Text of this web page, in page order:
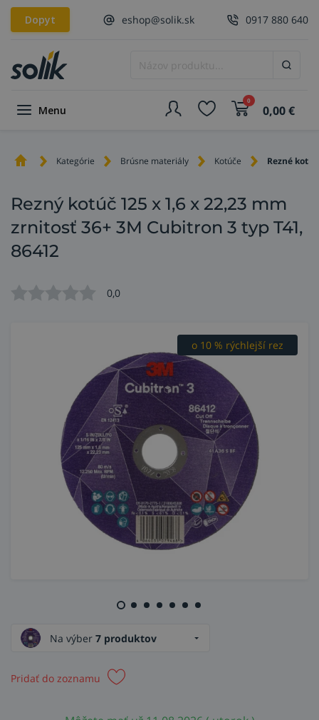
Dopyt eshop@solik.sk 0917 880 640
Menu
0
0,00€
Kategórie Brúsne materiály Kotúče Rezné
Rezný kotúč 125 x 1,6 x 22,23 mm
zrnitosť 36+ 3M Cubitron 3 typ T41,
86412
0,0
o 10 % rýchlejší rez
3x vyššia životnosť
Na výber 7 produktov
Pridať do zoznamu